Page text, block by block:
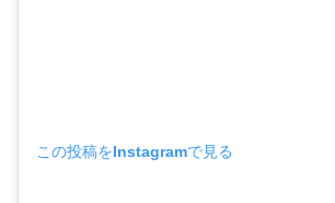
この投稿をInstagramで見る